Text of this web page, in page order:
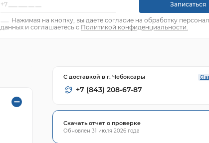
Записаться
Нажимая на кнопку, вы даете согласие на обработку
данных и соглашаетесь с Политикой конфиденциальности.
61
С доставкой в г. Чебоксары
+7 (843) 208-67-87
Скачать отчет о проверке
Обновлен 31 июля 2026 года